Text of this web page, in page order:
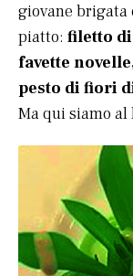
giovane brigata
piatto: filetto di
favette
pesto di fiori
Ma qui siamo